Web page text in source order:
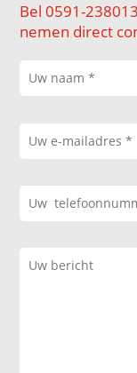
Bel 0591-
nemen direct